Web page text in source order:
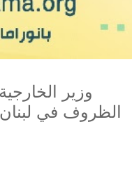
وزير
الظروف في